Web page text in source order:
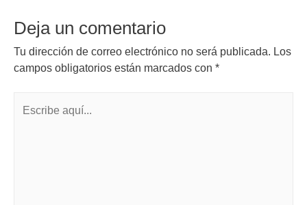
Deja un comentario
Tu dirección de correo electrónico no será publicada. Los
campos obligatorios están marcados con *